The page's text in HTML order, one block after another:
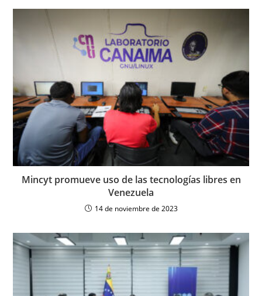
Mincyt promueve uso de las tecnologías libres en
Venezuela
14 de noviembre de 2023